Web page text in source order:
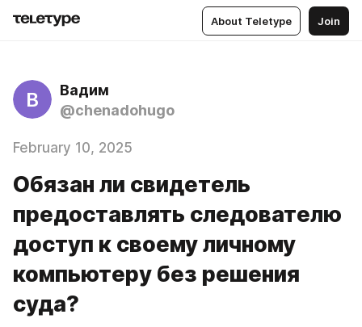
About Teletype Join
В
Вадим
@chenadohugo
February 10, 2025
Обязан ли свидетель
предоставлять следователю
доступ к своему личному
компьютеру без решения
суда?